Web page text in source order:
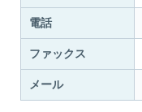
電話
ファックス
メール